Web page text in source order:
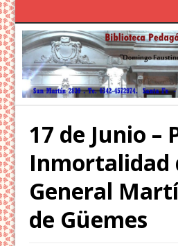
17 de Junio –
Inmortalidad
General
de Güemes